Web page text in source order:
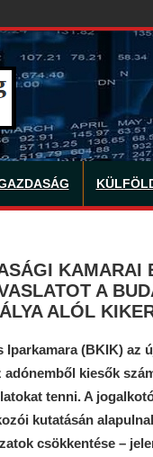
KAMARAI
A
ALÓL
(BKIK) az
kiesők
tenni. A
kutatásán
csökkentése –